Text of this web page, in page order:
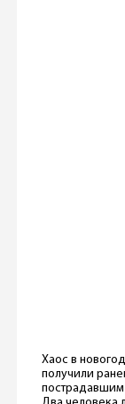
Хаос в
получили